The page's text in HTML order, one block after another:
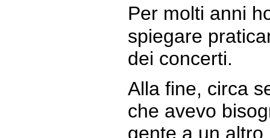
Per molti anni
spiegare
dei concerti.
Alla fine, circa
che avevo
gente a un